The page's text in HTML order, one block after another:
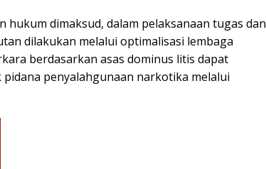
dimaksud, dalam pelaksanaan tugas dan
dilakukan melalui optimalisasi lembaga
berdasarkan asas dominus litis dapat
penyalahgunaan narkotika melalui